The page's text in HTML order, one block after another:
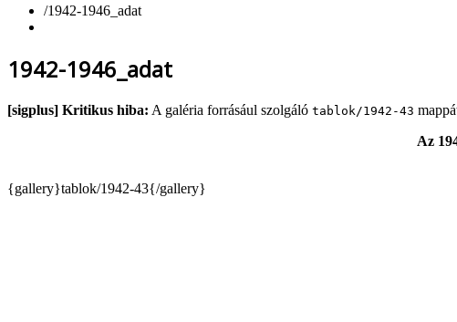
/1942-1946_adat
1942-1946_adat
[sigplus] Kritikus hiba: A galéria forrásául szolgáló tablok/1942-43
Az
{gallery}tablok/1942-43{/gallery}